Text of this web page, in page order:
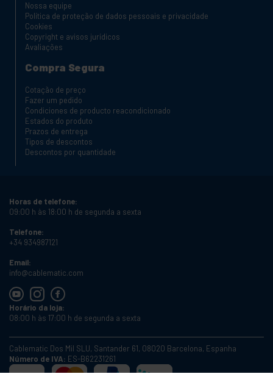
Nossa equipe
Política de proteção de dados pessoais e privacidade
Cookies
Copyright e avisos jurídicos
Avaliações
Compra Segura
Cotação de preço
Fazer um pedido
Condiciones de producto reacondicionado
Estados do produto
Prazos de entrega
Tipos de descontos
Descontos por quantidade
Horas de telefone:
09:00 h às 18:00 h de segunda a sexta
Telefone:
+34 934987121
Email:
info@cablematic.com
Horário da loja:
08:00 h às 17:00 h de segunda a sexta
Cablematic Dos Mil SLU, Santander 61, 08020 Barcelona, Espanha
Número de IVA: ES-B62231261